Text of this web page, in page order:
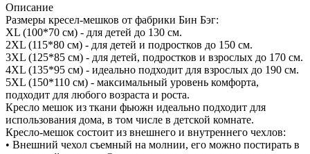
Описание
Размеры кресел-мешков от фабрики Бин Бэг:
XL (100*70 см) - для детей до 130 см.
2XL (115*80 см) - для детей и подростков до 150 см.
3XL (125*85 см) - для детей, подростков и взрослых до 170 см.
4XL (135*95 см) - идеально подходит для взрослых до 190 см.
5XL (150*110 см) - максимальный уровень комфорта,
подходит для любого возраста и роста.
Кресло мешок из ткани фьюжн идеально подходит для
использования дома, в том числе в детской комнате.
Кресло-мешок состоит из внешнего и внутреннего чехлов:
• Внешний чехол съемный на молнии, его можно постирать в